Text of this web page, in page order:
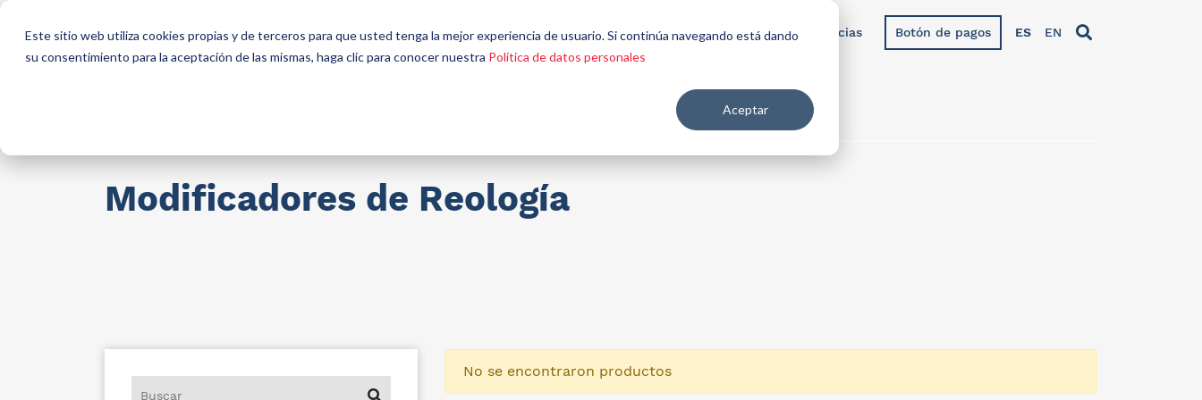
Este sitio web utiliza cookies propias y de terceros para que usted tenga la mejor experiencia de usuario. Si continúa navegando está dando
su consentimiento para la aceptación de las mismas, haga clic para conocer nuestra Política de datos personales
Aceptar
somos
aliados
mercados
Contáctenos Noticias Botón de pagos ES EN
Modificadores de Reología
No se encontraron productos